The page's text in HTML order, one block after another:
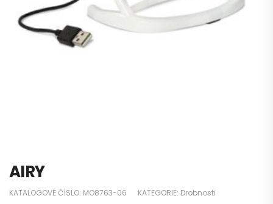
AIRY
KATALOGOVÉ ČÍSLO: MO8763-06 KATEGORIE: Drobnosti